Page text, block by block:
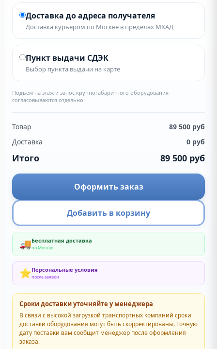
Доставка до адреса получателя
Доставка курьером по Москве в пределах МКАД
Пункт выдачи СДЭК
Выбор пункта выдачи на карте
Подъём на этаж и занос крупногабаритного оборудования
согласовываются отдельно.
Товар 89 500 руб
Доставка
0 руб
Итого 89 500 руб
Оформить заказ
Добавить в корзину
🚚Бесплатная доставка
по Москве
⭐Персональные условия
после заявки
Сроки доставки уточняйте у менеджера
В связи с высокой загрузкой транспортных компаний сроки
доставки оборудования могут быть скорректированы. Точную
дату поставки вам сообщит менеджер после оформления
заказа.